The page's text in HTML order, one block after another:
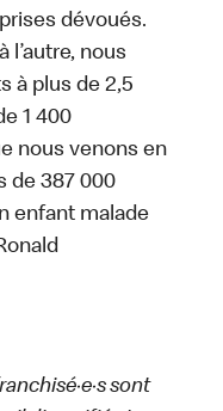
dévoués.
l’autre, nous
à plus de 2,5
1 400
nous venons en
de 387 000
enfant malade
sont